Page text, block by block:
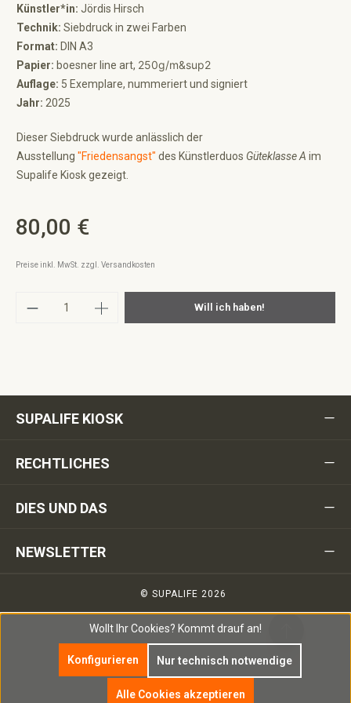
Künstler*in: Jördis Hirsch
Technik: Siebdruck in zwei Farben
Format: DIN A3
Papier: boesner line art, 250g/m&sup2
Auflage: 5 Exemplare, nummeriert und signiert
Jahr: 2025
Dieser Siebdruck wurde anlässlich der
Ausstellung "Friedensangst" des Künstlerduos Güteklasse A im
Supalife Kiosk gezeigt.
Regulärer Preis:
80,00 €
Preise inkl. MwSt. zzgl. Versandkosten
Produkt Anzahl: Gib den gewünschten
Will ich haben!
SUPALIFE KIOSK
RECHTLICHES
DIES UND DAS
NEWSLETTER
© SUPALIFE 2026
Wollt Ihr Cookies? Kommt drauf an!
Nur technisch notwendige
Konfigurieren
Alle Cookies akzeptieren